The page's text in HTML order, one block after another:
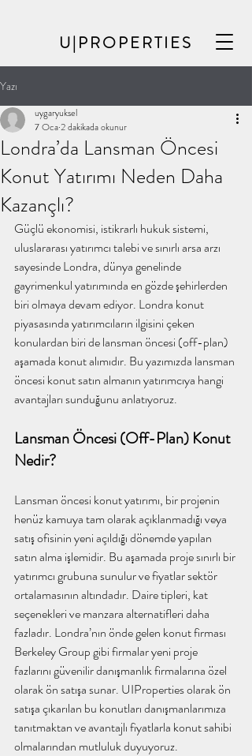
U|PROPERTIES
Yazı
Londra’da Lansman Öncesi
Konut Yatırımı Neden Daha
Kazançlı?
uygaryuksel
7 Oca2 dakikada okunur
Güçlü ekonomisi, istikrarlı hukuk sistemi,
uluslararası yatırımcı talebi ve sınırlı arsa arzı
sayesinde Londra, dünya genelinde
gayrimenkul yatırımında en gözde şehirlerden
biri olmaya devam ediyor. Londra konut
piyasasında yatırımcıların ilgisini çeken
konulardan biri de lansman öncesi (off-plan)
aşamada konut alımıdır. Bu yazımızda lansman
öncesi konut satın almanın yatırımcıya hangi
avantajları sunduğunu anlatıyoruz.
Lansman Öncesi (Off-Plan) Konut
Nedir?
Lansman öncesi konut yatırımı, bir projenin
henüz kamuya tam olarak açıklanmadığı veya
satış ofisinin yeni açıldığı dönemde yapılan
satın alma işlemidir. Bu aşamada proje sınırlı bir
yatırımcı grubuna sunulur ve fiyatlar sektör
ortalamasının altındadır. Daire tipleri, kat
seçenekleri ve manzara alternatifleri daha
fazladır. Londra’nın önde gelen konut firması
Berkeley Group gibi firmalar yeni proje
fazlarını güvenilir danışmanlık firmalarına özel
olarak ön satışa sunar. UIProperties olarak ön
satışa çıkarılan bu konutları danışmanlarımıza
tanıtmaktan ve avantajlı fiyatlarla konut sahibi
olmalarından mutluluk duyuyoruz.